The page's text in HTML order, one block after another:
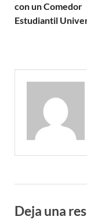
con un Comedor
Estudiantil
Deja una